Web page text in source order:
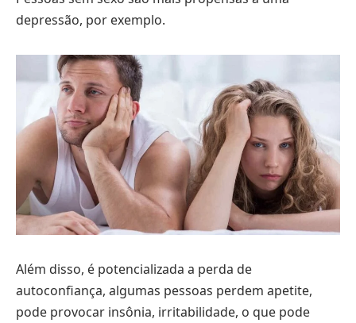
depressão, por exemplo.
Além disso, é potencializada a perda de
autoconfiança, algumas pessoas perdem apetite,
pode provocar insônia, irritabilidade, o que pode